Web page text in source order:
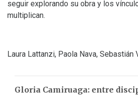
seguir explorando su obra y los
multiplican.
Laura Lattanzi, Paola Nava, Sebastián
Gloria Camiruaga: entre